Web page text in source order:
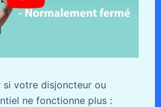
votre disjoncteur ou
ne fonctionne plus :